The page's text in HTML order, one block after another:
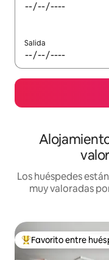
Salida
Los huéspedes
muy valoradas
Favorito entre
Favorito entre